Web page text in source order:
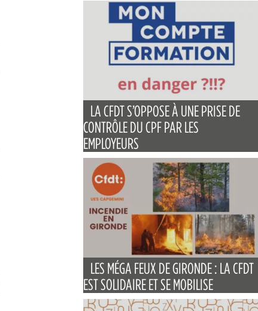
LA CFDT S’OPPOSE À UNE PRISE DE
CONTRÔLE DU CPF PAR LES
EMPLOYEURS
LES MÉGA FEUX DE GIRONDE : LA CFDT
EST SOLIDAIRE ET SE MOBILISE